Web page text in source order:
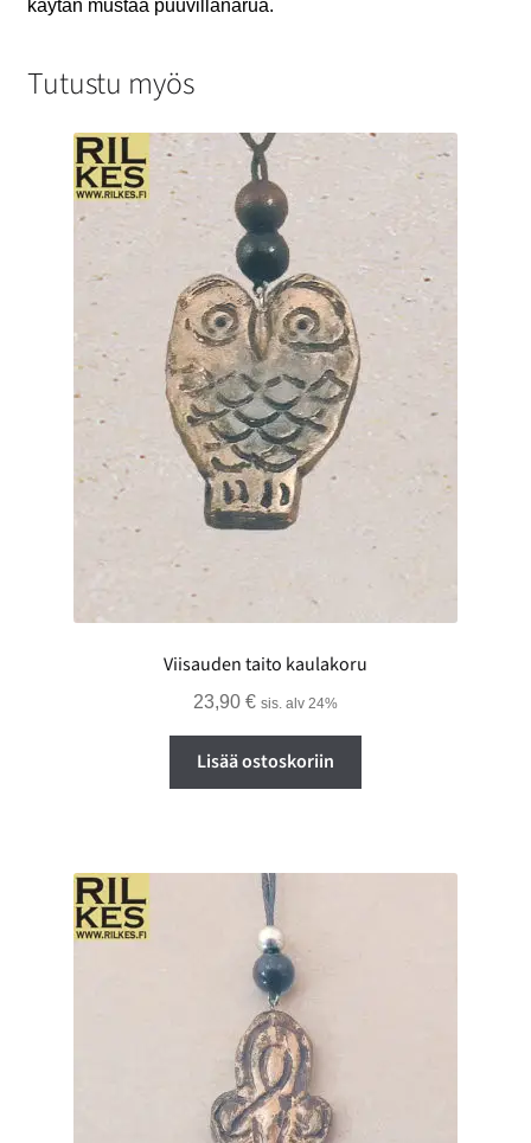
käytän mustaa puuvillanarua.
Tutustu myös
Viisauden taito kaulakoru
23,90 € sis. alv 24%
Lisää ostoskoriin